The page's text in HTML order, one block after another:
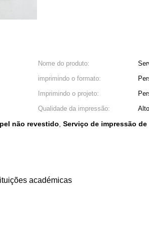
Nome do produto:
imprimindo o formato:
Imprimindo o projeto:
Qualidade da impressão:
Alto
não revestido, Serviço de impressão
académicas